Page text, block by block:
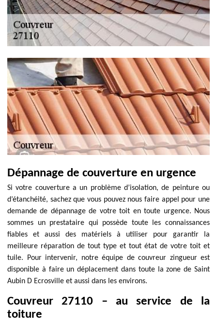
Dépannage de couverture en urgence
Si votre couverture a un problème d’isolation, de peinture ou
d’étanchéité, sachez que vous pouvez nous faire appel pour une
demande de dépannage de votre toit en toute urgence. Nous
sommes un prestataire qui possède toute les connaissances
fiables et aussi des matériels à utiliser pour garantir la
meilleure réparation de tout type et tout état de votre toit et
tuile. Pour intervenir, notre équipe de couvreur zingueur est
disponible à faire un déplacement dans toute la zone de Saint
Aubin D Ecrosville et aussi dans les environs.
Couvreur 27110 – au service de la
toiture